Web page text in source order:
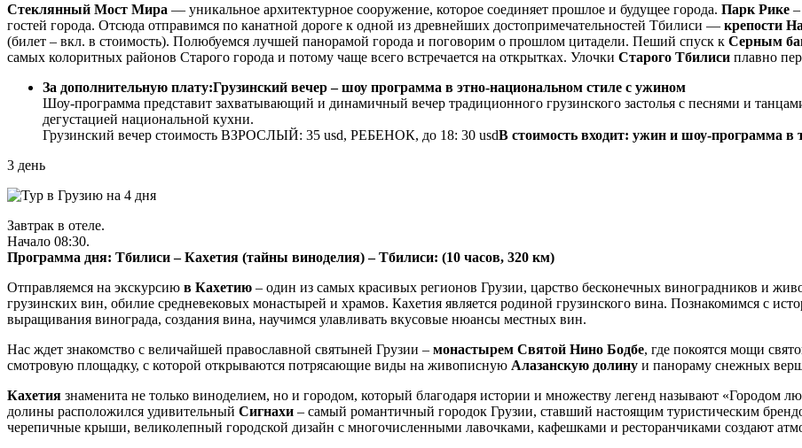
Стеклянный Мост Мира — уникальное архитектурное сооружение, которое соединяет прошлое и будущее города. Парк Рике
гостей города. Отсюда отправимся по канатной дороге к одной из древнейших достопримечательностей Тбилиси — крепости
(билет – вкл. в стоимость). Полюбуемся лучшей панорамой города и поговорим о прошлом цитадели. Пеший спуск к Серным
самых колоритных районов Старого города и потому чаще всего встречается на открытках. Улочки Старого Тбилиси плавно
За дополнительную плату:Грузинский вечер – шоу программа в этно-национальном стиле с ужином
Шоу-программа представит захватывающий и динамичный вечер традиционного грузинского застолья с песнями и
дегустацией национальной кухни.
Грузинский вечер стоимость ВЗРОСЛЫЙ: 35 usd, РЕБЕНОК, до 18: 30 usdВ стоимость входит: ужин и шоу-программа в
3 день
Завтрак в отеле.
Начало 08:30.
Программа дня: Тбилиси – Кахетия (тайны виноделия) – Тбилиси: (10 часов, 320 км)
Отправляемся на экскурсию в Кахетию – один из самых красивых регионов Грузии, царство бесконечных виноградников и
грузинских вин, обилие средневековых монастырей и храмов. Кахетия является родиной грузинского вина. Познакомимся с
выращивания винограда, создания вина, научимся улавливать вкусовые нюансы местных вин.
Нас ждет знакомство с величайшей православной святыней Грузии – монастырем Святой Нино Бодбе, где покоятся мощи
смотровую площадку, с которой открываются потрясающие виды на живописную Алазанскую долину и панораму снежных
Кахетия знаменита не только виноделием, но и городом, который благодаря истории и множеству легенд называют «Городом
долины расположился удивительный Сигнахи – самый романтичный городок Грузии, ставший настоящим туристическим
черепичные крыши, великолепный городской дизайн с многочисленными лавочками, кафешками и ресторанчиками создают